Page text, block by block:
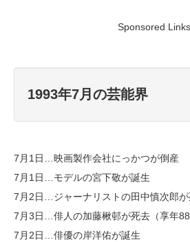
Sponsored Links
1993年7月の芸能界
7月1日…映画製作会社にっかつが倒産
7月1日…モデルの宮下敬が誕生
7月2日…ジャーナリストの田中慎次郎が
7月3日…俳人の加藤楸邨が死去（享年88
7月2日…俳優の岸洋佑が誕生